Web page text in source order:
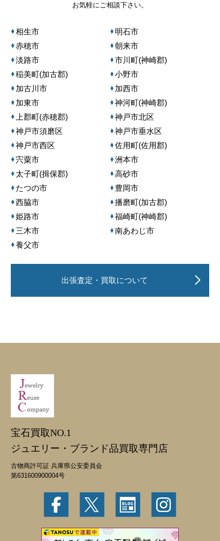
お気軽にご相談下さい。
相生市
明石市
赤穂市
朝来市
淡路市
市川町(神崎郡)
稲美町(加古郡)
小野市
加古川市
加西市
加東市
神河町(神崎郡)
上郡町(赤穂郡)
神戸市北区
神戸市須磨区
神戸市垂水区
神戸市西区
佐用町(佐用郡)
宍粟市
洲本市
太子町(揖保郡)
高砂市
たつの市
豊岡市
西脇市
播磨町(加古郡)
姫路市
福崎町(神崎郡)
三木市
南あわじ市
養父市
出張査定・買取について
宝石買取NO.1
ジュエリー・ブランド品買取専門店
古物商許可証 兵庫県公安委員会
第631600900004号